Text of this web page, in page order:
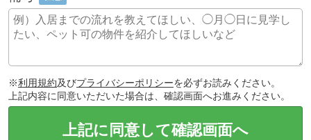
※利用規約及びプライバシーポリシーを必ずお読みください。
上記内容に同意いただいた場合は、確認画面へお進みください。
上記に同意して確認画面へ